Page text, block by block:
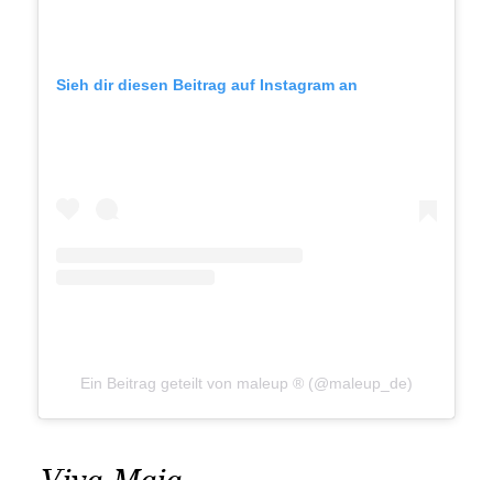
Sieh dir diesen Beitrag auf Instagram an
Ein Beitrag geteilt von maleup ® (@maleup_de)